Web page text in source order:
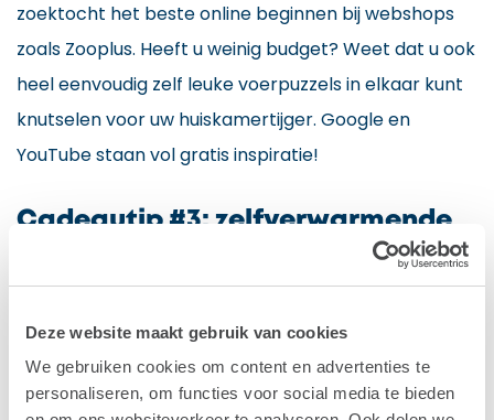
Deze website maakt gebruik van cookies
We gebruiken cookies om content en advertenties te
personaliseren, om functies voor social media te bieden
zoektocht het beste online beginnen bij webshops
zoals Zooplus. Heeft u weinig budget? Weet dat u ook
heel eenvoudig zelf leuke voerpuzzels in elkaar kunt
knutselen voor uw huiskamertijger. Google en
YouTube staan vol gratis inspiratie!
Cadeautip #3: zelfverwarmende
favoriete bezigheid van katten. Er is dus bijna geen
beter cadeau voor katten dan een warme en
comfortabele slaapplek. Zeker nu de meeste